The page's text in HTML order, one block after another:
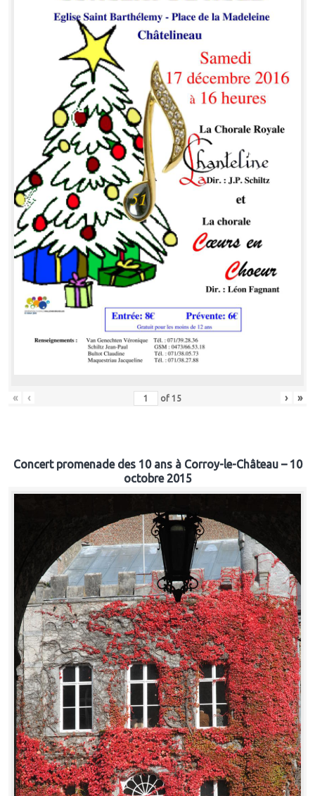
« ‹ of 15 › »
Concert promenade des 10 ans à Corroy-le-Château – 10
octobre 2015